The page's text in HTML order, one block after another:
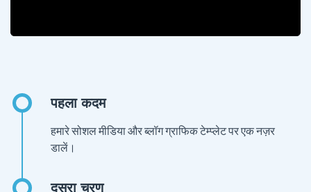
हमारे सोशल मीडिया और ब्लॉग ग्राफिक टेम्प्लेट पर एक नज़र
डालें।